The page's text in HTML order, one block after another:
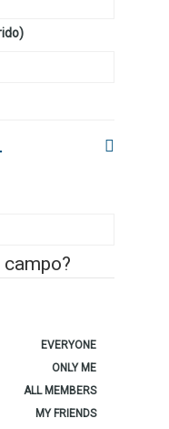
campo?
EVERYONE
ONLY ME
ALL MEMBERS
MY FRIENDS